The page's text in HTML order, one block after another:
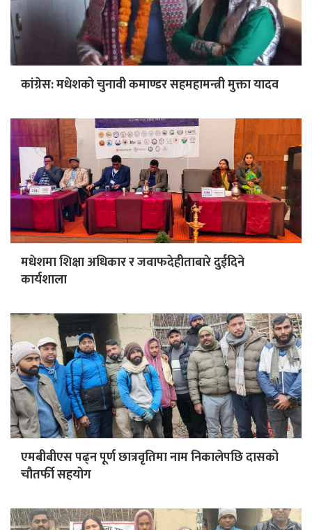
कांग्रेस: मधेशको चुनावी कमाण्डर सहमहामन्त्री मुक्ता यादव
मधेशमा शिक्षा अधिकार र जवाफदेहीताबारे दुईदिने
कार्यशाला
एमबीबीएस पढ्न पूर्ण छात्रवृतिमा नाम निकालेपछि दासको
चौतर्फी सहयोग